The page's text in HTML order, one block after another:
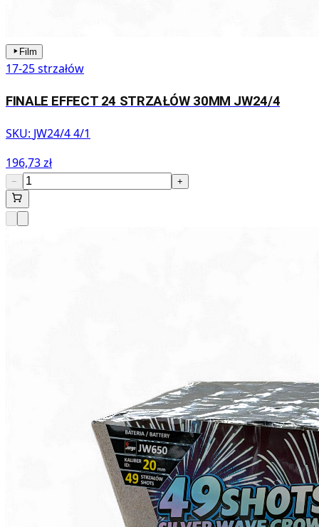
Film
17-25 strzałów
FINALE EFFECT 24 STRZAŁÓW 30MM JW24/4
SKU: JW24/4 4/1
196,73 zł
− +